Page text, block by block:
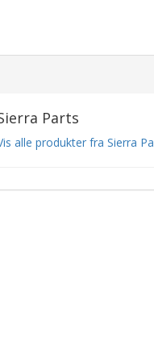
Parts
alle produkter fra Sierra